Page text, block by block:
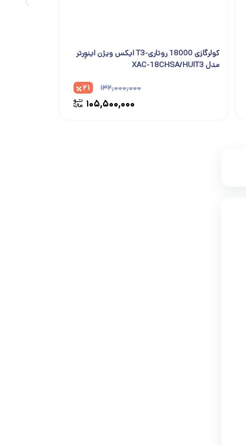
کولرگازی 18000 روتاری-T3 ایکس ویژن اینوِرتر
مدل XAC-18CHSA/HUIT3
۱۳۲,۰۰۰,۰۰۰
۱۰۵,۵۰۰,۰۰۰
۲۱